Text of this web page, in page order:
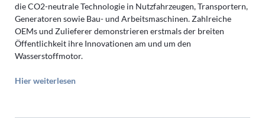
die CO2-neutrale Technologie in Nutzfahrzeugen, Transportern,
Generatoren sowie Bau- und Arbeitsmaschinen. Zahlreiche
OEMs und Zulieferer demonstrieren erstmals der breiten
Öffentlichkeit ihre Innovationen am und um den
Wasserstoffmotor.
Hier weiterlesen